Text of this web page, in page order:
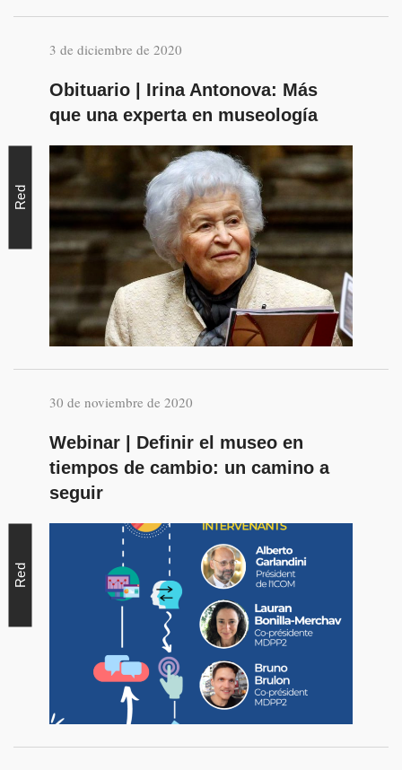
3 de diciembre de 2020
Obituario | Irina Antonova: Más
que una experta en museología
Red
30 de noviembre de 2020
Webinar | Definir el museo en
tiempos de cambio: un camino a
seguir
Red